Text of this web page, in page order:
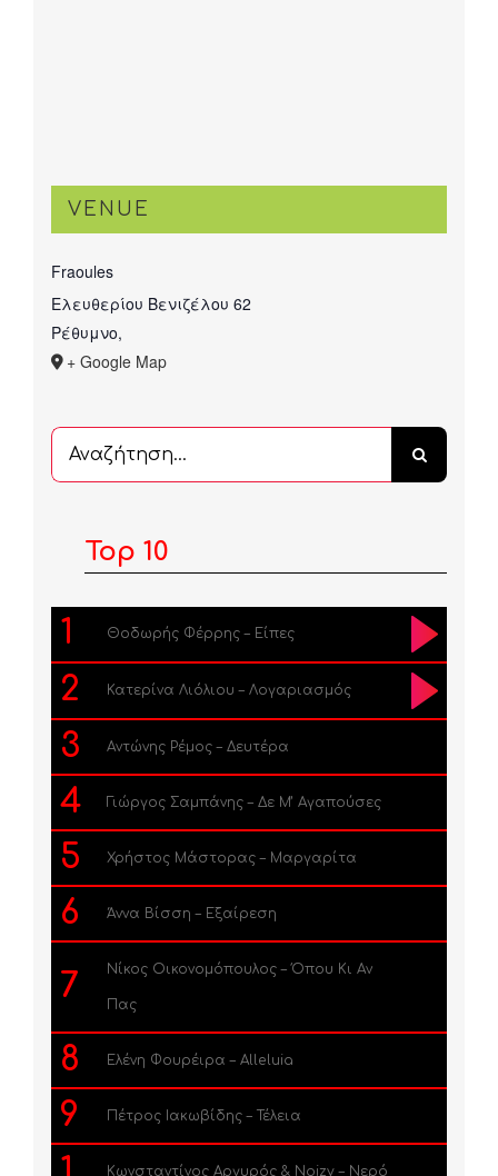
VENUE
Fraoules
Ελευθερίου Βενιζέλου 62
Ρέθυμνο,
+ Google Map
Αναζήτηση
...
Top 10
1 Θοδωρής Φέρρης – Είπες
2 Κατερίνα Λιόλιου – Λογαριασμός
3 Αντώνης Ρέμος – Δευτέρα
4 Γιώργος Σαμπάνης – Δε Μ’ Αγαπούσες
5 Χρήστος Μάστορας – Μαργαρίτα
6 Άννα Βίσση – Εξαίρεση
7 Νίκος Οικονομόπουλος – Όπου Κι Αν
Πας
8 Ελένη Φουρέιρα – Alleluia
9 Πέτρος Ιακωβίδης – Τέλεια
Κωνσταντίνος Αργυρός & Noizy – Νερό